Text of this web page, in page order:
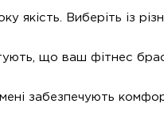
Виберіть із
що ваш фітнес
забезпечують